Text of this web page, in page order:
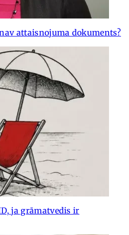
attaisnojuma dokuments?
ja grāmatvedis ir